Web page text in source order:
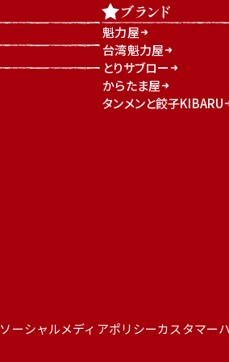
ブランド
魁力屋
台湾魁力屋
とりサブロー
からたま屋
タンメンと餃子KIBARU
ソーシャルメディアポリシーカスタマー